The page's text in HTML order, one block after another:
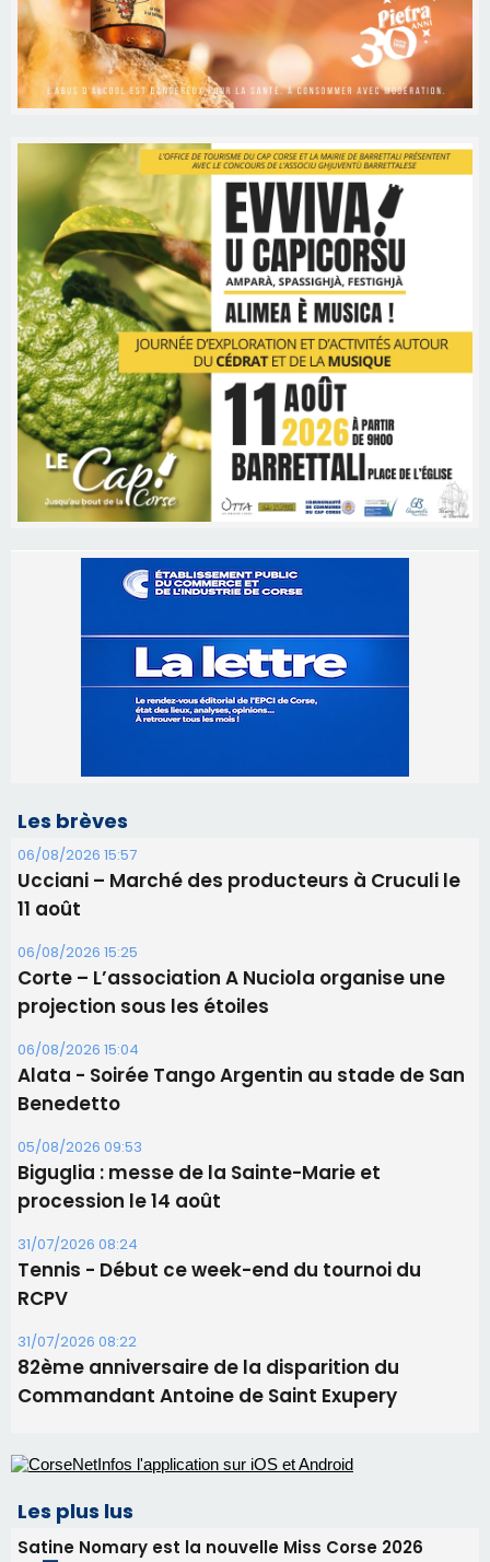
06/08/2026 15:57
Ucciani – Marché des producteurs à Cruculi le
Corte – L’association A Nuciola organise une
projection sous les étoiles
06/08/2026 15:04
Alata - Soirée Tango Argentin au stade de San
Benedetto
05/08/2026 09:53
Biguglia : messe de la Sainte-Marie et
procession le 14 août
31/07/2026 08:24
Tennis - Début ce week-end du tournoi du
RCPV
31/07/2026 08:22
82ème anniversaire de la disparition du
Commandant Antoine de Saint Exupery
Les plus lus
Satine Nomary est la nouvelle Miss Corse 2026
Éclipse du 12 août : la Corse aux premières loges
d'un spectacle qui ne reviendra pas avant 2081
face à une nouvelle escroquerie au faux vendeur de
En Corse, un début de saison marqué par une
consommation en recul dans les restaurants